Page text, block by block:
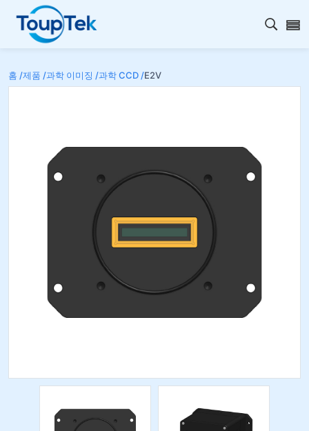
검색
홈 /제품 /과학 이미징 /과학 CCD /E2V